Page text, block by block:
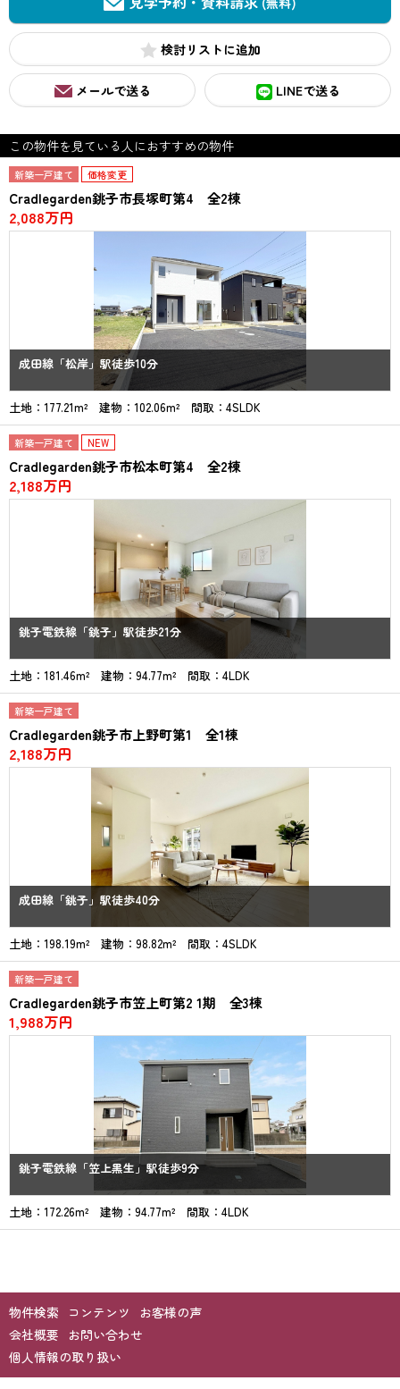
検討リスト
メールで送る LINEで送る
この物件を見ている人におすすめの物件
新築一戸建て 価格変更
Cradlegarden銚子市長塚町第4 全2棟
2,088万円
成田線「松岸」駅徒歩10分
土地：177.21m² 建物：102.06m² 間取：4SLDK
新築一戸建て NEW
Cradlegarden銚子市松本町第4 全2棟
2,188万円
銚子電鉄線「銚子」駅徒歩21分
土地：181.46m² 建物：94.77m² 間取：4LDK
新築一戸建て
Cradlegarden銚子市上野町第1 全1棟
2,188万円
成田線「銚子」駅徒歩40分
土地：198.19m² 建物：98.82m² 間取：4SLDK
新築一戸建て
Cradlegarden銚子市笠上町第2 1期 全3棟
1,988万円
銚子電鉄線「笠上黒生」駅徒歩9分
土地：172.26m² 建物：94.77m² 間取：4LDK
物件検索 コンテンツ
お客様の声
会社概要
お問い合わせ
個人情報の取り扱い